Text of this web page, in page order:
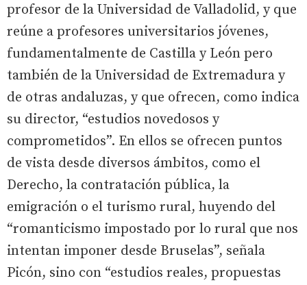
profesor de la Universidad de Valladolid, y que
reúne a profesores universitarios jóvenes,
fundamentalmente de Castilla y León pero
también de la Universidad de Extremadura y
de otras andaluzas, y que ofrecen, como indica
su director, “estudios novedosos y
comprometidos”. En ellos se ofrecen puntos
de vista desde diversos ámbitos, como el
Derecho, la contratación pública, la
emigración o el turismo rural, huyendo del
“romanticismo impostado por lo rural que nos
intentan imponer desde Bruselas”, señala
Picón, sino con “estudios reales, propuestas